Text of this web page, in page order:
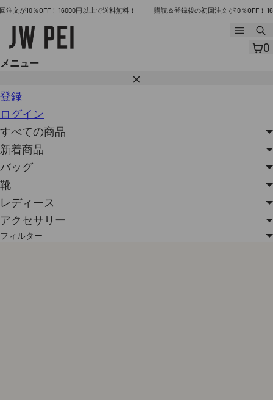
コ
テ
ン
へ
ス
キ
ッ
プ
10％OFF！ 16000円以上で送料無料！ 購読＆登録後の初回注文が10％OFF！ 16000
メ
ニ
ュ
0
メニュー
閉
登録
ログイン
すべての商品
新着商品
バッグ
靴
レディース
アクセサリー
フィルター